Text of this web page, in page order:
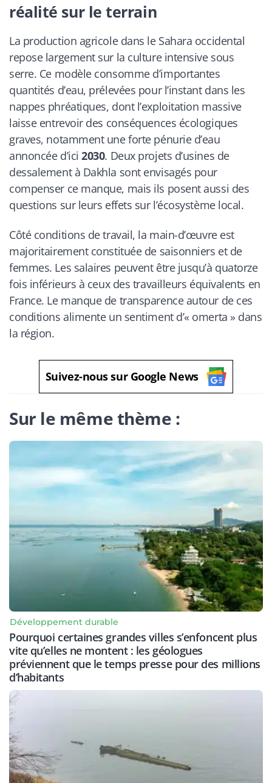
réalité sur le terrain
La production agricole dans le Sahara occidental
repose largement sur la culture intensive sous
serre. Ce modèle consomme d’importantes
quantités d’eau, prélevées pour l’instant dans les
nappes phréatiques, dont l’exploitation massive
laisse entrevoir des conséquences écologiques
graves, notamment une forte pénurie d’eau
annoncée d’ici2030. Deux projets d’usines de
dessalement à Dakhla sont envisagés pour
compenser ce manque, mais ils posent aussi des
questions sur leurs effets sur l’écosystème local.
Côté conditions de travail, la main-d’œuvre est
majoritairement constituée de saisonniers et de
femmes. Les salaires peuvent être jusqu’à quatorze
fois inférieurs à ceux des travailleurs équivalents en
France. Le manque de transparence autour de ces
conditions alimente un sentiment d’« omerta » dans
la région.
Suivez-nous sur Google News
Sur le même thème :
Développement durable
Pourquoi certaines grandes villes s’enfoncent plus
vite qu’elles ne montent : les géologues
préviennent que le temps presse pour des millions
d’habitants